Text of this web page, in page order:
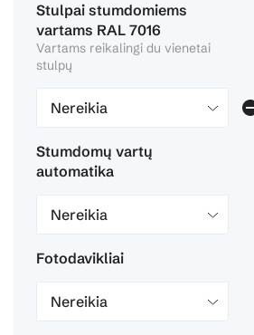
Stulpai stumdomiems
vartams RAL 7016
Vartams reikalingi du vienetai
stulpų
Nereikia
Stumdomų vartų
automatika
Nereikia
Fotodavikliai
Nereikia